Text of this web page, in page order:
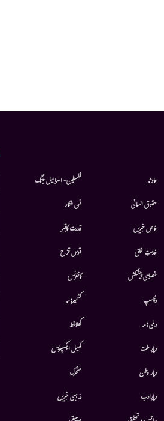
حادثہ
حقوق انسانی
خاص خبریں
خدمتِ خلق
خصوصی پیشکش
دلچسپ
دہلی نامہ
دیارِ ملت
دیار وطن
دیارِادب
فلسطین- اسرائیل جنگ
فن فنکار
قدرت کاقہر
قوس قزح
کانفرنس
کشمیرنامہ
کھلاخط
کھیل ایکسپریس
متحرك
مذہبی خبریں